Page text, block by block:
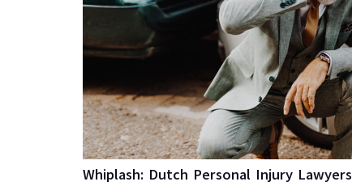
Whiplash: Dutch Personal Injury Lawyers